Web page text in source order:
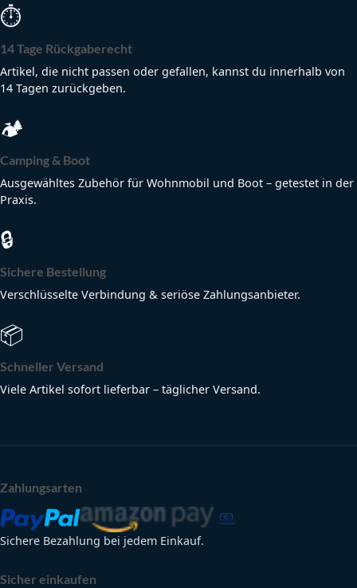
⏱
14 Tage Rückgaberecht
Artikel, die nicht passen oder gefallen, kannst du innerhalb von
14 Tagen zurückgeben.
🏕
Camping & Boot
Ausgewähltes Zubehör für Wohnmobil und Boot – getestet in der
Praxis.
🔒
Sichere Bestellung
Verschlüsselte Verbindung & seriöse Zahlungsanbieter.
📦
Schneller Versand
Viele Artikel sofort lieferbar – täglicher Versand.
Zahlungsarten
Sichere Bezahlung bei jedem Einkauf.
Sicher einkaufen